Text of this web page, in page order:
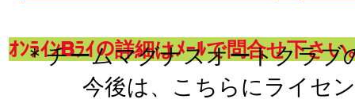
ｵﾝﾗｲﾝBﾗｲの詳細はﾒｰﾙで問合せ下さ
＊チームマグナスオートクラブ
今後は、こちらにライセ